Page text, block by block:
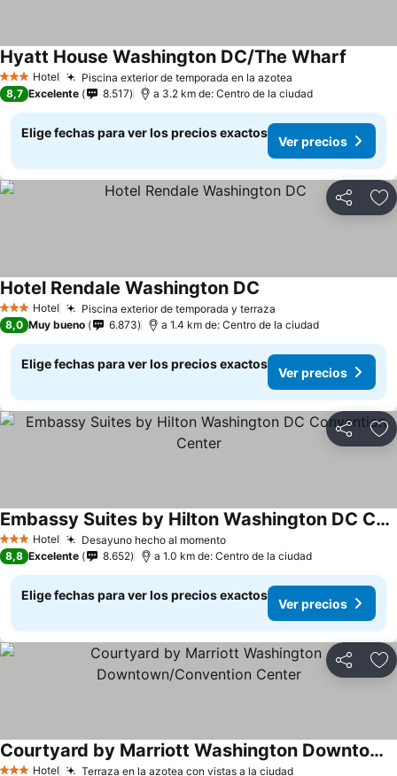
3 Estrellas
Hotel Piscina exterior de temporada en la azotea
Hyatt House Washington DC/The Wharf
8,7 Excelente 8.517 a 3.2 km de: Centro de la ciudad
Elige fechas para ver los precios exactos
Ver precios
Compartir
3 Estrellas
Hotel Piscina exterior de temporada y terraza
Hotel Rendale Washington DC
8,0 Muy bueno 6.873 a 1.4 km de: Centro de la ciudad
Elige fechas para ver los precios exactos
Ver precios
Compartir
3 Estrellas
Hotel Desayuno hecho al momento
Embassy Suites by Hilton Washington DC Convention Center
8,8 Excelente 8.652 a 1.0 km de: Centro de la ciudad
Elige fechas para ver los precios exactos
Ver precios
Compartir
Hotel Terraza en la azotea con vistas a la ciudad
Courtyard by Marriott Washington Downtown/Convention Center